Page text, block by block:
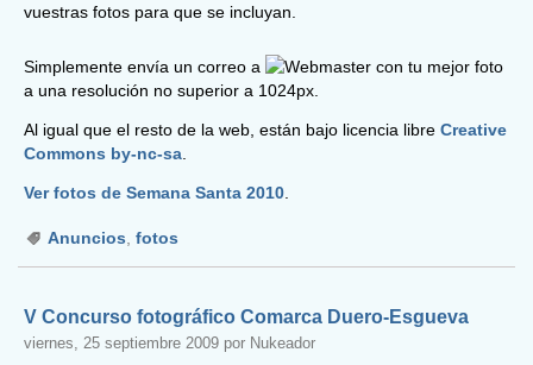
vuestras fotos para que se incluyan.
Simplemente envía un correo a
con tu mejor foto
a una resolución no superior a 1024px.
Al igual que el resto de la web, están bajo licencia libre Creative
Commons by-nc-sa.
Ver fotos de Semana Santa 2010
Anuncios fotos
V Concurso fotográfico Comarca Duero-Esgueva
viernes, 25 septiembre 2009 por Nukeador